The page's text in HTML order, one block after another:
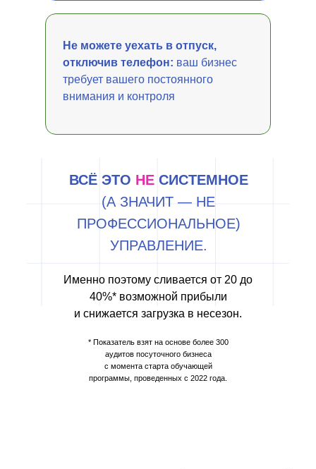
Не можете уехать в отпуск,
отключив телефон: ваш бизнес
требует вашего постоянного
внимания и контроля
ВСЁ ЭТО НЕСИСТЕМНОЕ
(А ЗНАЧИТ — НЕ
ПРОФЕССИОНАЛЬНОЕ)
УПРАВЛЕНИЕ.
Именно поэтому сливается от 20 до
40%* возможной прибыли
и снижается загрузка в несезон.
* Показатель взят на основе более 300
аудитов посуточного бизнеса
с момента старта обучающей
программы, проведенных с 2022 года.